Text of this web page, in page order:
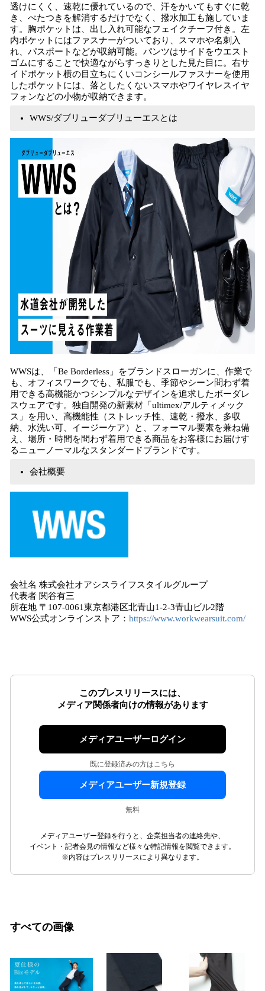
透けにくく、速乾に優れているので、汗をかいてもすぐに乾
き、べたつきを解消するだけでなく、撥水加工も施していま
す。胸ポケットは、出し入れ可能なフェイクチーフ付き。左
内ポケットにはファスナーがついており、スマホや名刺入
れ、パスポートなどが収納可能。パンツはサイドをウエスト
ゴムにすることで快適ながらすっきりとした見た目に。右サ
イドポケット横の目立ちにくいコンシールファスナーを使用
したポケットには、落としたくないスマホやワイヤレスイヤ
フォンなどの小物が収納できます。
WWS/ダブリューダブリューエスとは
WWSは、「Be Borderless」をブランドスローガンに、作業で
も、オフィスワークでも、私服でも、季節やシーン問わず着
用できる高機能かつシンプルなデザインを追求したボーダレ
スウェアです。独自開発の新素材「ultimex/アルティメック
ス」を用い、高機能性（ストレッチ性、速乾・撥水、多収
納、水洗い可、イージーケア）と、フォーマル要素を兼ね備
え、場所・時間を問わず着用できる商品をお客様にお届けす
るニューノーマルなスタンダードブランドです。
会社概要
会社名 株式会社オアシスライフスタイルグループ
代表者 関谷有三
所在地 〒107-0061東京都港区北青山1-2-3青山ビル2階
WWS公式オンラインストア： https://www.workwearsuit.com/
このプレスリリースには、
メディア関係者向けの情報があります
メディアユーザーログイン
既に登録済みの方はこちら
メディアユーザー新規登録
無料
メディアユーザー登録を行うと、企業担当者の連絡先や、
イベント・記者会見の情報など様々な特記情報を閲覧できます。
※内容はプレスリリースにより異なります。
すべての画像